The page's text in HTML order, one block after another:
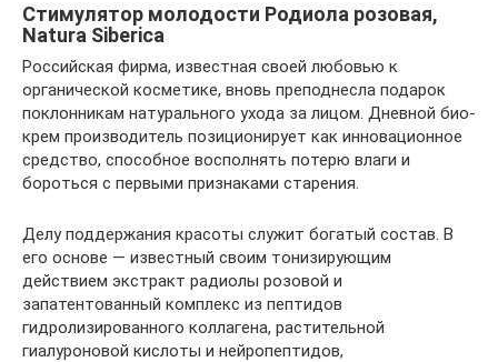
Стимулятор молодости Родиола розовая,
Natura Siberica
Российская фирма, известная своей любовью к
органической косметике, вновь преподнесла подарок
поклонникам натурального ухода за лицом. Дневной био-
крем производитель позиционирует как инновационное
средство, способное восполнять потерю влаги и
бороться с первыми признаками старения.
Делу поддержания красоты служит богатый состав. В
его основе — известный своим тонизирующим
действием экстракт радиолы розовой и
запатентованный комплекс из пептидов
гидролизированного коллагена, растительной
гиалуроновой кислоты и нейропептидов,